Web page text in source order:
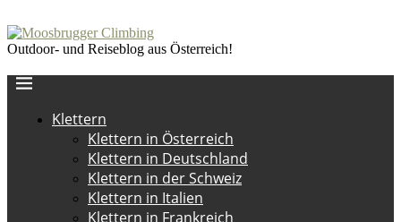
Outdoor- und Reiseblog aus Österreich!
Klettern
Klettern in Österreich
Klettern in Deutschland
Klettern in der Schweiz
Klettern in Italien
Klettern in Frankreich